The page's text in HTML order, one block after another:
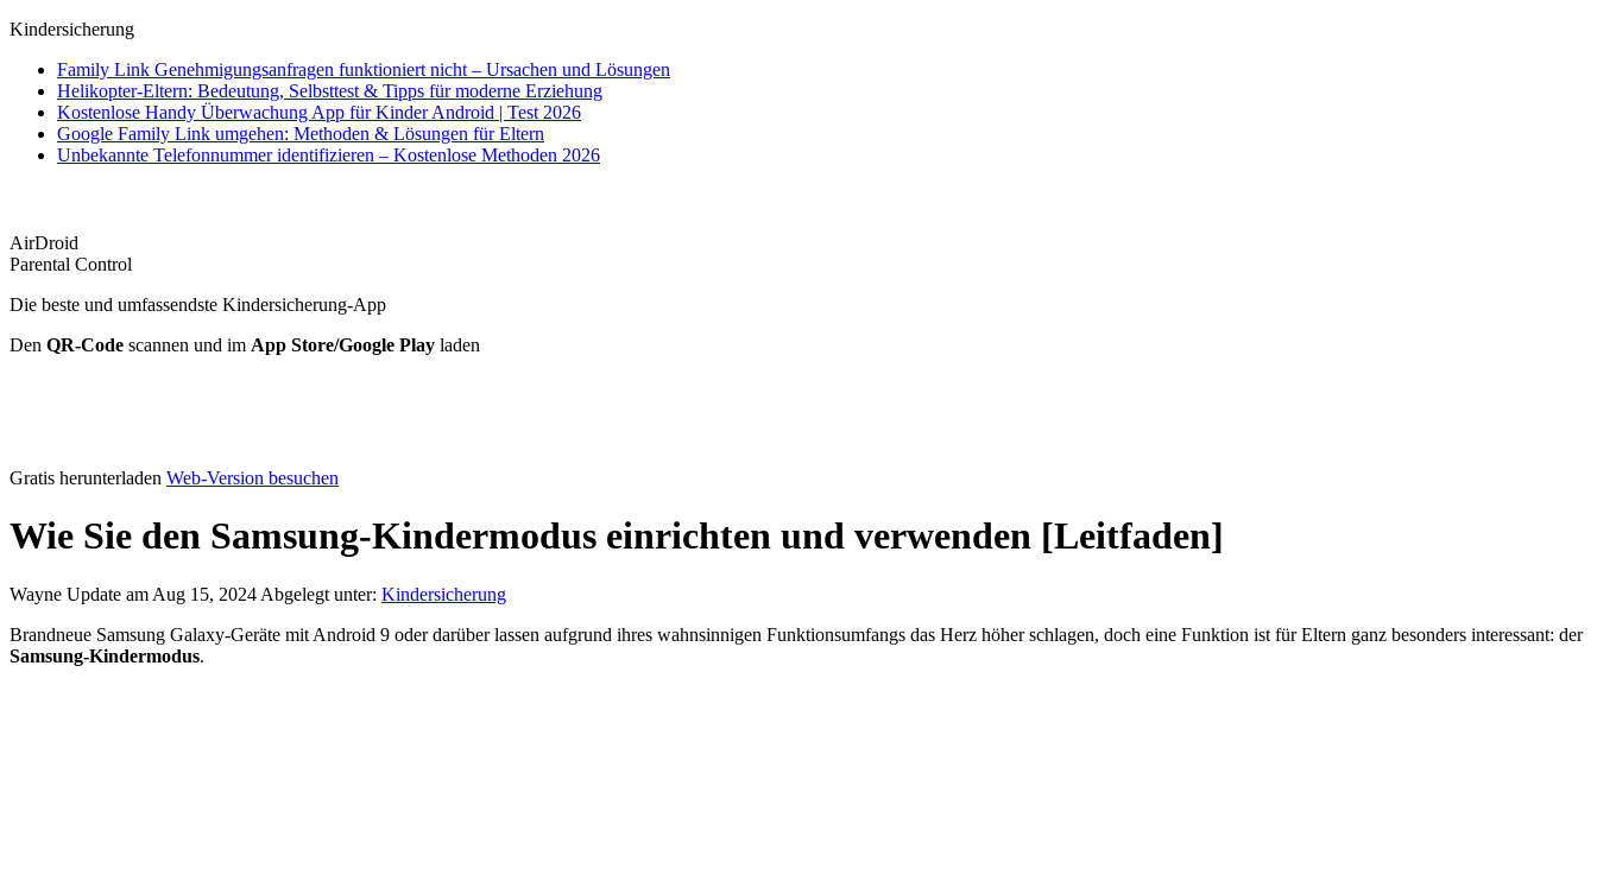
Kindersicherung
Family Link Genehmigungsanfragen funktioniert nicht – Ursachen und Lösungen
Helikopter-Eltern: Bedeutung, Selbsttest & Tipps für moderne Erziehung
Kostenlose Handy Überwachung App für Kinder Android | Test 2026
Google Family Link umgehen: Methoden & Lösungen für Eltern
Unbekannte Telefonnummer identifizieren – Kostenlose Methoden 2026
AirDroid
Parental Control
Die beste und umfassendste Kindersicherung-App
Den QR-Code scannen und im App Store/Google Play laden
Gratis herunterladen Web-Version besuchen
Wie Sie den Samsung-Kindermodus einrichten und verwenden [Leitfaden]
Wayne Update am Aug 15, 2024 Abgelegt unter: Kindersicherung
Brandneue Samsung Galaxy-Geräte mit Android 9 oder darüber lassen aufgrund ihres wahnsinnigen Funktionsumfangs das Herz höher schlagen, doch eine Funktion ist für Eltern ganz besonders interessant: der
Samsung-Kindermodus.